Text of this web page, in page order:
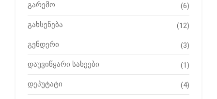
გარემო (6)
გახსენება (12)
გენდერი (3)
დაუვიწყარი სახეები (1)
დეპუტატი (4)